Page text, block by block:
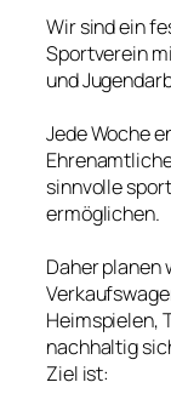
Wir sind ein
Sportverein
und
Jede Woche
sinnvolle
ermöglichen.
Daher planen
Heimspielen,
nachhaltig
Ziel ist: